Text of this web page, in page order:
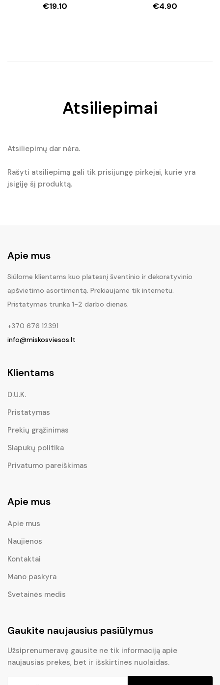
€19.10 €4.90
Atsiliepimai
Atsiliepimų dar nėra.
Rašyti atsiliepimą gali tik prisijungę pirkėjai, kurie yra
įsigiję šį produktą.
Apie mus
Siūlome klientams kuo platesnį šventinio ir dekoratyvinio
apšvietimo asortimentą. Prekiaujame tik internetu.
Pristatymas trunka 1-2 darbo dienas.
+370 676 12391
info@miskosviesos.lt
Klientams
D.U.K.
Pristatymas
Prekių grąžinimas
Slapukų politika
Privatumo pareiškimas
Apie mus
Apie mus
Naujienos
Kontaktai
Mano paskyra
Svetainės medis
Gaukite naujausius pasiūlymus
Užsiprenumeravę gausite ne tik informaciją apie
naujausias prekes, bet ir išskirtines nuolaidas.